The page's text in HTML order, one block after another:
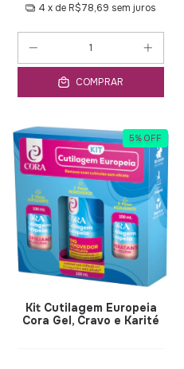
4 x de R$78,69 sem juros
COMPRAR
5% OFF
Kit Cutilagem Europeia
Cora Gel, Cravo e Karité